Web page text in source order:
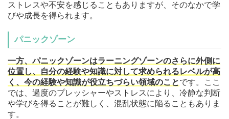
ストレスや不安を感じることもありますが、そのなかで学
びや成長を得られます。
パニックゾーン
一方、パニックゾーンはラーニングゾーンのさらに外側に
位置し、自分の経験や知識に対して求められるレベルが高
く、今の経験や知識が役立ちづらい領域のことです。ここ
では、過度のプレッシャーやストレスにより、冷静な判断
や学びを得ることが難しく、混乱状態に陥ることもありま
す。